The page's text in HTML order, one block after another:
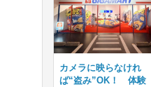
カメラに映らなけれ
ば“盗み”OK！ 体験